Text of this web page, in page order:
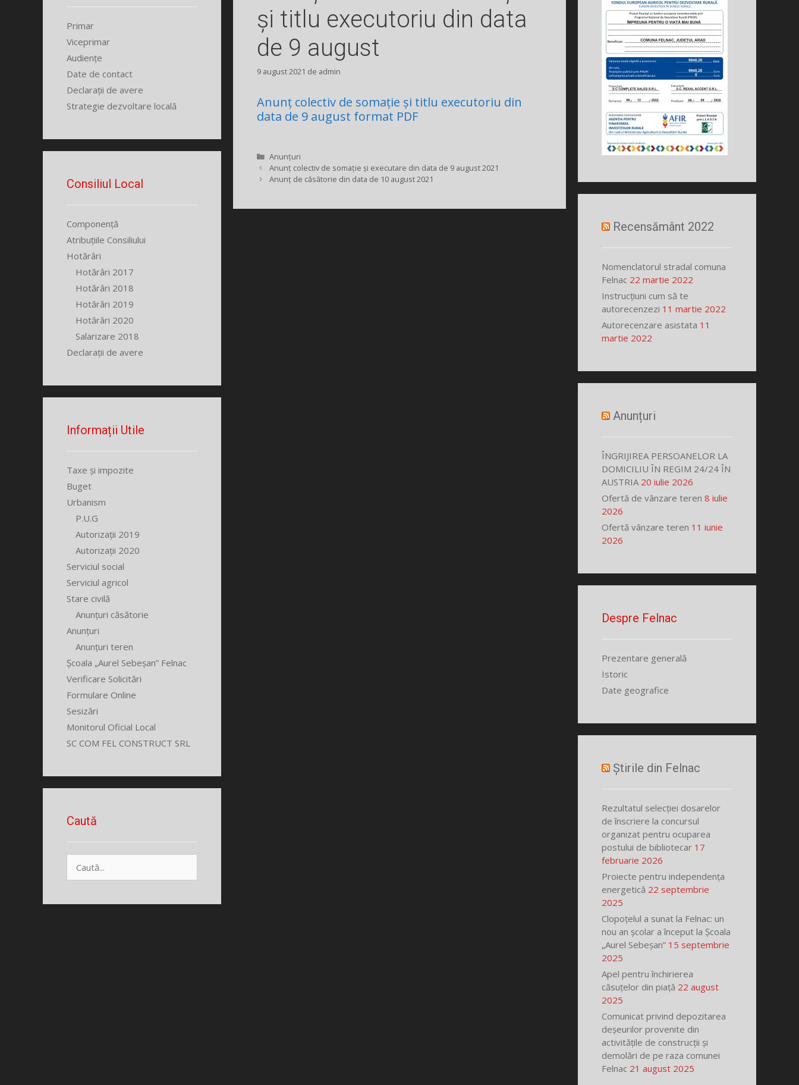
și titlu executoriu din data
de 9 august
9 august 2021 de admin
Anunț colectiv de somație și titlu executoriu din
data de 9 august format PDF
Categorii
Anunțuri
Anunț colectiv de somație și executare din data de 9 august 2021
Anunț de căsătorie din data de 10 august 2021
Primar
Viceprimar
Audiențe
Date de contact
Declarații de avere
Strategie dezvoltare locală
Consiliul Local
Componență
Atribuțiile Consiliului
Hotărâri
Hotărâri 2017
Hotărâri 2018
Hotărâri 2019
Hotărâri 2020
Salarizare 2018
Declarații de avere
Informații Utile
Taxe și impozite
Buget
Urbanism
P.U.G
Autorizații 2019
Autorizații 2020
Serviciul social
Serviciul agricol
Stare civilă
Anunțuri căsătorie
Anunțuri
Anunțuri teren
Școala „Aurel Sebeșan” Felnac
Verificare Solicitări
Formulare Online
Sesizări
Monitorul Oficial Local
SC COM FEL CONSTRUCT SRL
Caută
după:
Recensământ 2022
Nomenclatorul stradal comuna
Felnac 22 martie 2022
Instrucțiuni cum să te
autorecenzezi 11 martie 2022
Autorecenzare asistata 11
martie 2022
Anunțuri
ÎNGRIJIREA PERSOANELOR LA
DOMICILIU ÎN REGIM 24/24 ÎN
AUSTRIA 20 iulie 2026
Ofertă de vânzare teren 8 iulie
2026
Ofertă vânzare teren 11 iunie
2026
Despre Felnac
Prezentare generală
Istoric
Date geografice
Știrile din Felnac
Rezultatul selecției dosarelor
de înscriere la concursul
organizat pentru ocuparea
postului de bibliotecar 17
februarie 2026
Proiecte pentru independența
energetică 22 septembrie
2025
Clopoțelul a sunat la Felnac: un
nou an școlar a început la Școala
„Aurel Sebeșan” 15 septembrie
2025
Apel pentru închirierea
căsuțelor din piață 22 august
2025
Comunicat privind depozitarea
deșeurilor provenite din
activitățile de construcții și
demolări de pe raza comunei
Felnac 21 august 2025